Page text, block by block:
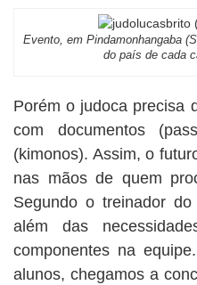
Evento, em Pindamonhangaba
do país de cada
Porém o judoca precisa
com documentos
(kimonos). Assim, o
nas mãos de quem
Segundo o treinador
além das
componentes na
alunos, chegamos a